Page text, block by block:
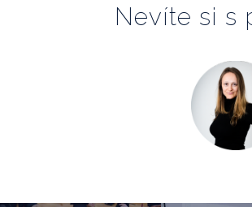
Nevíte si s